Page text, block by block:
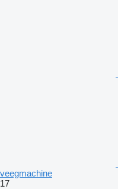
veegmachine
17